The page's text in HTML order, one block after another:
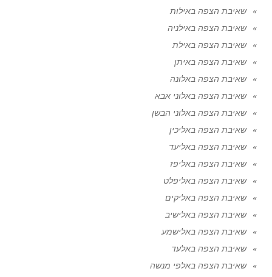
שאיבת הצפה באילות
שאיבת הצפה באילניה
שאיבת הצפה באילת
שאיבת הצפה באיתן
שאיבת הצפה באלונה
שאיבת הצפה באלוני אבא
שאיבת הצפה באלוני הבשן
שאיבת הצפה באליכין
שאיבת הצפה באליעד
שאיבת הצפה באליפז
שאיבת הצפה באליפלט
שאיבת הצפה באליקים
שאיבת הצפה באלישיב
שאיבת הצפה באלישמע
שאיבת הצפה באלעד
שאיבת הצפה באלפי מנשה